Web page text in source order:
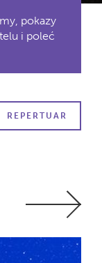
pokazy
i poleć
REPERTUAR